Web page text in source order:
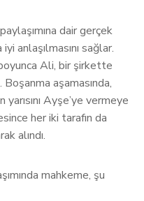
dair gerçek
anlaşılmasını sağlar.
Ali, bir şirkette
aşamasında,
yarısını Ayşe’ye vermeye
her iki tarafın da
alındı.
mahkeme, şu